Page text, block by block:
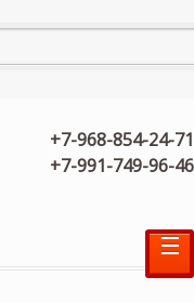
+7-968-854-24-71
+7-991-749-96-46
☰